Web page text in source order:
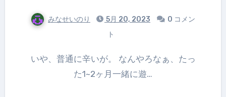
みなせいのり 5月 20, 2023
0 コメン
ト
いや、普通に辛いが。 なんやろなぁ、たっ
た1~2ヶ月一緒に遊…